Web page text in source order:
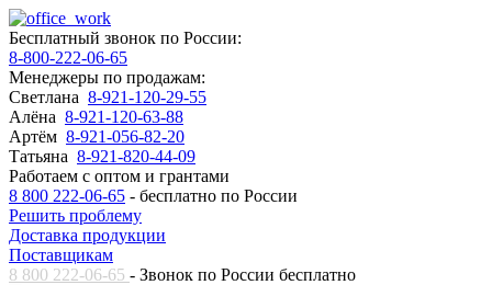
Бесплатный звонок по России:
8-800-222-06-65
Менеджеры по продажам:
Светлана 8-921-120-29-55
Алёна 8-921-120-63-88
Артём 8-921-056-82-20
Татьяна 8-921-820-44-09
Работаем с оптом и грантами
8 800 222-06-65 - бесплатно по России
Решить проблему
Доставка продукции
Поставщикам
8 800 222-06-65 - Звонок по России бесплатно